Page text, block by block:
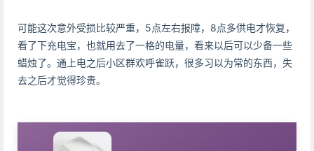
可能这次意外受损比较严重，5点左右报障，8点多供电才恢复，
看了下充电宝，也就用去了一格的电量，看来以后可以少备一些
蜡烛了。通上电之后小区群欢呼雀跃，很多习以为常的东西，失
去之后才觉得珍贵。